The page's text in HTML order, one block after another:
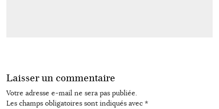
Laisser un commentaire
Votre adresse e-mail ne sera pas publiée.
Les champs obligatoires sont indiqués avec *